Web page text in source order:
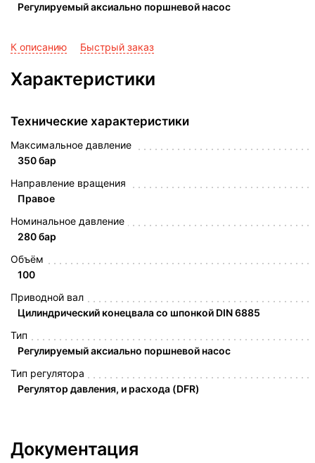
Регулируемый аксиально поршневой насос
К описанию Быстрый заказ
Характеристики
Технические характеристики
Максимальное давление
350 бар
Направление вращения
Правое
Номинальное давление
280 бар
Объём
100
Приводной вал
Цилиндрический конецвала со шпонкой DIN 6885
Тип
Регулируемый аксиально поршневой насос
Тип регулятора
Регулятор давления, и расхода (DFR)
Документация